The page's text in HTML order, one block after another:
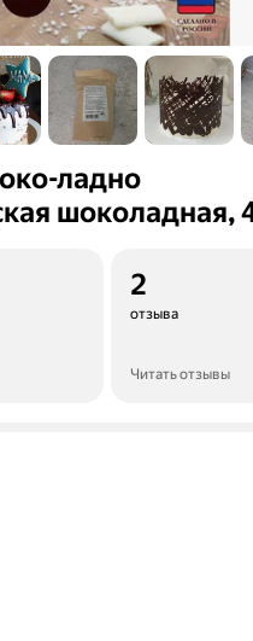
ладно
шоколадная,
2
отзыва
Читать отзывы